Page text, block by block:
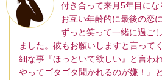
付き合って来月5年目にな
お互い年齢的に最後の恋
ずっと笑って一緒に過ご
ました。彼もお願いしますと言って
細な事『ほっといて欲しい』と言わ
やってゴタゴタ聞かれるのが嫌！』